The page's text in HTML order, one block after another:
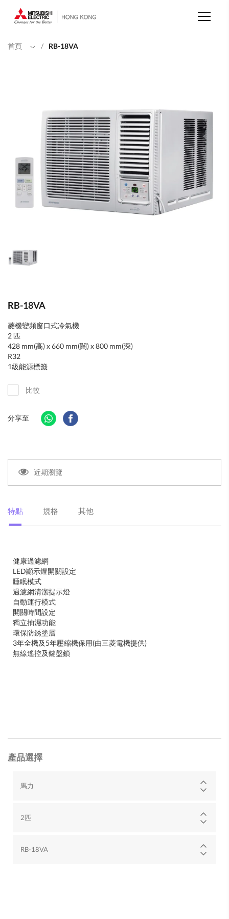
首頁 / RB-18VA
RB-18VA
菱機變頻窗口式冷氣機
2 匹
428 mm(高) x 660 mm(闊) x 800 mm(深)
R32
1級能源標籤
比較
分享至
近期瀏覽
特點 規格 其他
健康過濾網
LED顯示燈開關設定
睡眠模式
過濾網清潔提示燈
自動運行模式
開關時間設定
獨立抽濕功能
環保防銹塗層
3年全機及5年壓縮機保用(由三菱電機提供)
無線遙控及鍵盤鎖
產品選擇
馬力
2匹
RB-18VA